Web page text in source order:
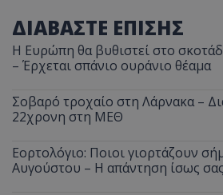
ΔΙΑΒΑΣΤΕ ΕΠΙΣΗΣ
Η Ευρώπη θα βυθιστεί στο
– Έρχεται σπάνιο ουράνιο θέαμα
Σοβαρό τροχαίο στη Λάρνακα –
22χρονη στη ΜΕΘ
Εορτολόγιο: Ποιοι γιορτάζουν
Αυγούστου – Η απάντηση ίσως